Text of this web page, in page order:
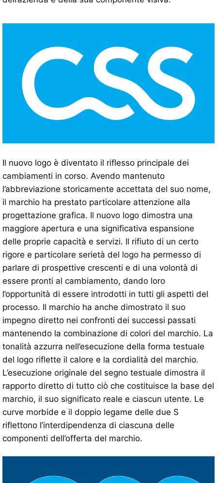
Il nuovo logo è diventato il riflesso principale dei
cambiamenti in corso. Avendo mantenuto
l’abbreviazione storicamente accettata del suo nome,
il marchio ha prestato particolare attenzione alla
progettazione grafica. Il nuovo logo dimostra una
maggiore apertura e una significativa espansione
delle proprie capacità e servizi. Il rifiuto di un certo
rigore e particolare serietà del logo ha permesso di
parlare di prospettive crescenti e di una volontà di
essere pronti al cambiamento, dando loro
l’opportunità di essere introdotti in tutti gli aspetti del
processo. Il marchio ha anche dimostrato il suo
impegno diretto nei confronti dei successi passati
mantenendo la combinazione di colori del marchio. La
tonalità azzurra nell’esecuzione della forma testuale
del logo riflette il calore e la cordialità del marchio.
L’esecuzione originale del segno testuale dimostra il
rapporto diretto di tutto ciò che costituisce la base del
marchio, il suo significato reale e ciascun utente. Le
curve morbide e il doppio legame delle due S
riflettono l’interdipendenza di ciascuna delle
componenti dell’offerta del marchio.